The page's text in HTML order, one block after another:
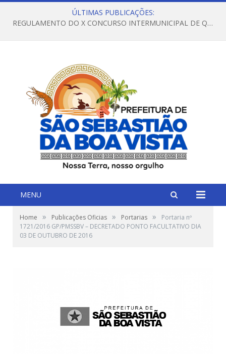
ÚLTIMAS PUBLICAÇÕES:
REGULAMENTO DO X CONCURSO INTERMUNICIPAL DE QUADRILHAS JUNINAS – 2026 – ARRAIÁ DA VENEZA
MENU
Home » Publicações Oficias » Portarias »
Portaria nº
1721/2016 GP/PMSSBV – DECRETADO PONTO FACULTATIVO DIA
03 DE OUTUBRO DE 2016